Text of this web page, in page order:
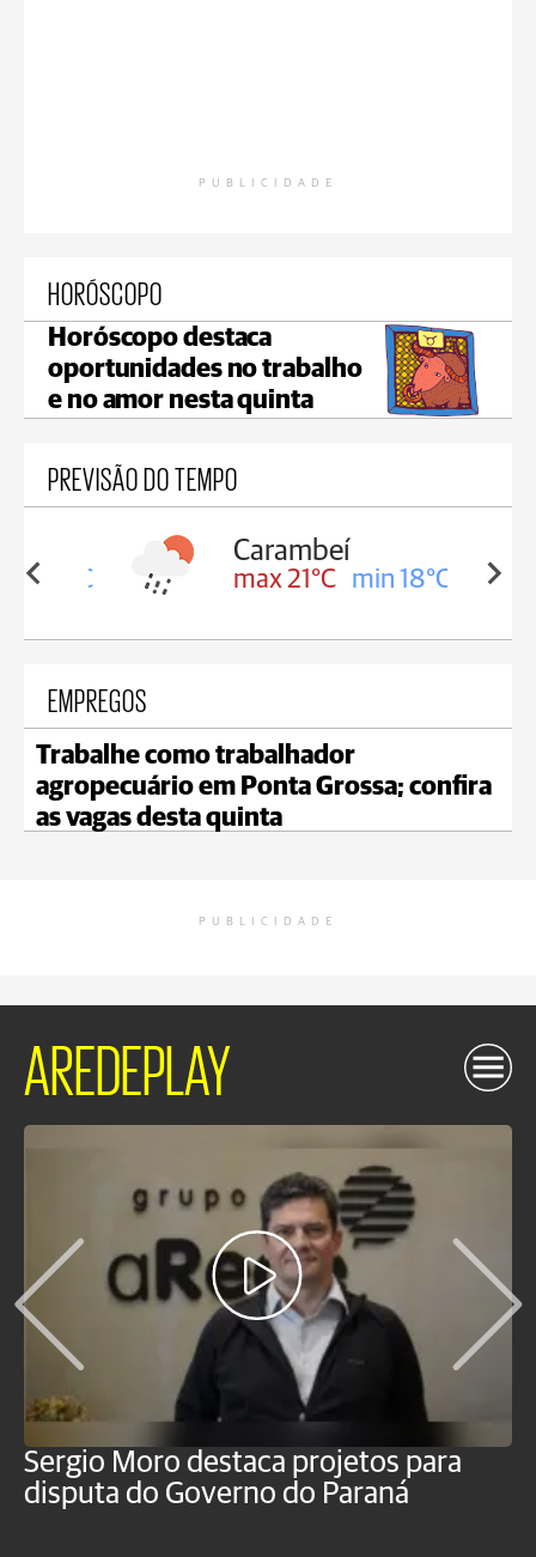
PUBLICIDADE
HORÓSCOPO
Horóscopo destaca
oportunidades no trabalho
e no amor nesta quinta
PREVISÃO DO TEMPO
18°C
Carambeí
max 21°C min 18°C
EMPREGOS
Trabalhe como trabalhador
agropecuário em Ponta Grossa; confira
as vagas desta quinta
PUBLICIDADE
AREDEPLAY
Sergio Moro destaca projetos para
disputa do Governo do Paraná